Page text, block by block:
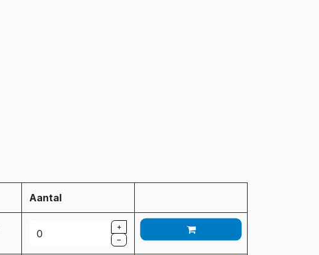
Aantal
+
–